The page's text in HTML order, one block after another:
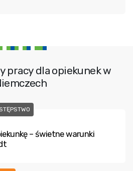
pracy dla opiekunek w
– świetne warunki